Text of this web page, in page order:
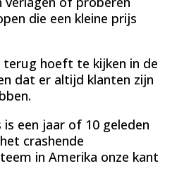
die een kleine prijs
hoeft te kijken in de
dat er altijd klanten zijn
is een jaar of 10 geleden
crashende
in Amerika onze kant